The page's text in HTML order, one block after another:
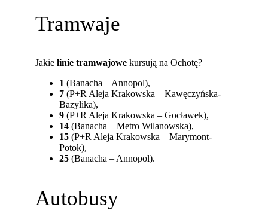
Tramwaje
Jakielinie tramwajowe kursują na Ochotę?
1 (Banacha – Annopol),
7 (P+R Aleja Krakowska – Kawęczyńska-
Bazylika),
9 (P+R Aleja Krakowska – Gocławek),
14 (Banacha – Metro Wilanowska),
15 (P+R Aleja Krakowska – Marymont-
Potok),
25 (Banacha – Annopol).
Autobusy